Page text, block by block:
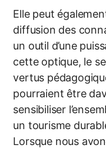
Elle peut
diffusion des
un outil d’une
cette optique, le
vertus
pourraient être
sensibiliser
un tourisme
Lorsque nous